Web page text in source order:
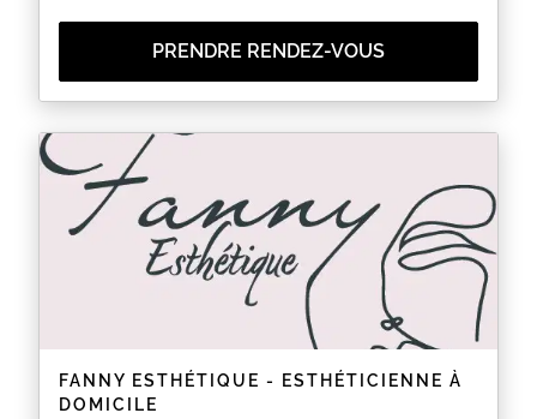
PRENDRE RENDEZ-VOUS
FANNY ESTHÉTIQUE - ESTHÉTICIENNE À
DOMICILE